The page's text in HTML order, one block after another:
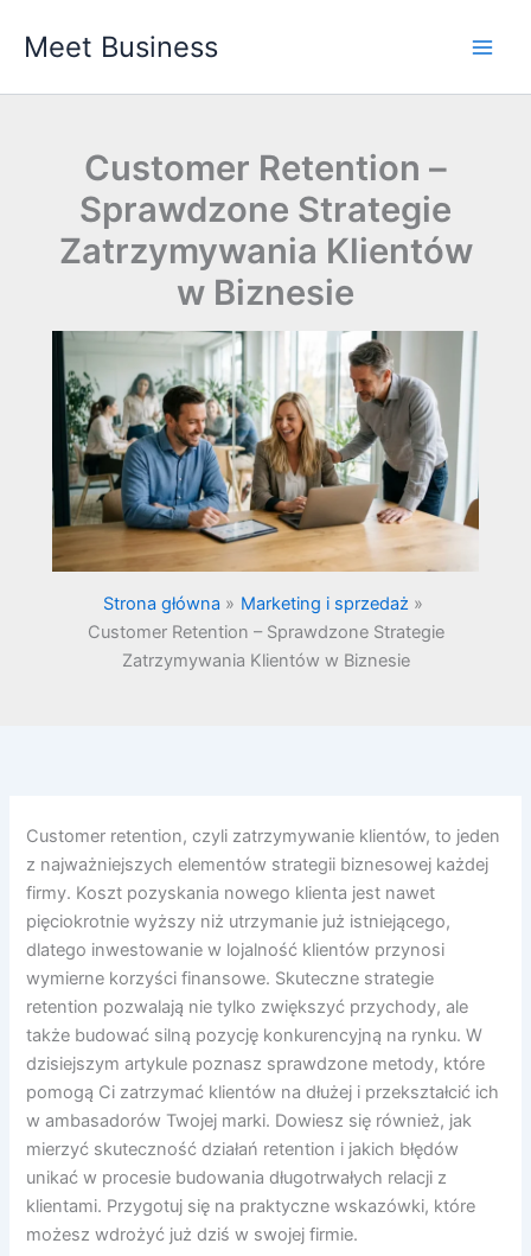
Meet Business
Customer Retention –
Sprawdzone Strategie
Zatrzymywania Klientów
w Biznesie
Strona główna
Marketing i sprzedaż
Customer Retention – Sprawdzone Strategie
Zatrzymywania Klientów w Biznesie
Customer retention, czyli zatrzymywanie klientów, to jeden
z najważniejszych elementów strategii biznesowej każdej
firmy. Koszt pozyskania nowego klienta jest nawet
pięciokrotnie wyższy niż utrzymanie już istniejącego,
dlatego inwestowanie w lojalność klientów przynosi
wymierne korzyści finansowe. Skuteczne strategie
retention pozwalają nie tylko zwiększyć przychody, ale
także budować silną pozycję konkurencyjną na rynku. W
dzisiejszym artykule poznasz sprawdzone metody, które
pomogą Ci zatrzymać klientów na dłużej i przekształcić ich
w ambasadorów Twojej marki. Dowiesz się również, jak
mierzyć skuteczność działań retention i jakich błędów
unikać w procesie budowania długotrwałych relacji z
klientami. Przygotuj się na praktyczne wskazówki, które
możesz wdrożyć już dziś w swojej firmie.